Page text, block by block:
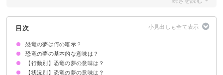
目次
恐竜の夢は何の暗示？
恐竜の夢の基本的な意味は？
①不安やストレスの暗示
②凶暴性の暗示
状況によって意味が決まる
【行動別】恐竜の夢の意味は？
恐竜から逃げる夢【警告夢】
恐竜と戦う夢【吉夢】
恐竜から隠れる夢【願望夢】
恐竜を飼う夢【吉夢】
恐竜に餌をやる夢【警告夢】
恐竜を倒す夢【吉夢】
恐竜を助ける夢【警告夢】
恐竜を食べる夢【吉夢】
恐竜をペットにする夢【吉夢】
恐竜に乗る夢【吉夢】
【状況別】恐竜の夢の意味は？